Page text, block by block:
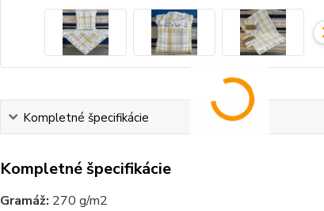
Kompletné špecifikácie
Kompletné špecifikácie
Gramáž: 270 g/m2